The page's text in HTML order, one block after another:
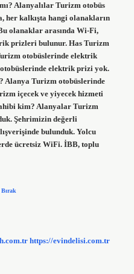
Alanyalılar Turizm otobüs
her kalkışta hangi olanakların
olanaklar arasında Wi-Fi,
prizleri bulunur. Has Turizm
otobüslerinde elektrik
elektrik prizi yok.
Alanya Turizm otobüslerinde
içecek ve yiyecek hizmeti
kim? Alanyalar Turizm
Şehrimizin değerli
bulunduk. Yolcu
ücretsiz WiFi. İBB, toplu
https://evindelisi.com.tr